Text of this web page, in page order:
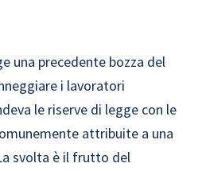
una precedente bozza del
i lavoratori
le riserve di legge con le
attribuite a una
svolta è il frutto del